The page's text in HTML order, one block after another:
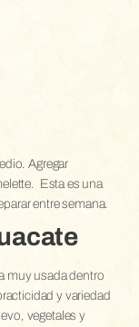
Agregar
Esta es una
entre semana.
muy usada dentro
y variedad
vegetales y